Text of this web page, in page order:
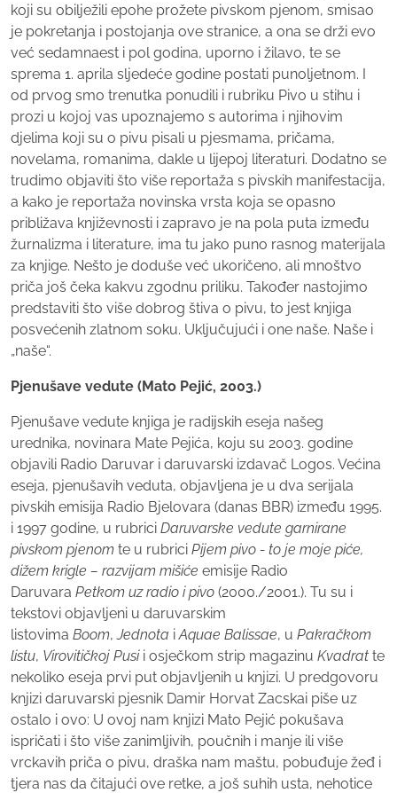
koji su obilježili epohe prožete pivskom pjenom, smisao
je pokretanja i postojanja ove stranice, a ona se drži evo
već sedamnaest i pol godina, uporno i žilavo, te se
sprema 1. aprila sljedeće godine postati punoljetnom. I
od prvog smo trenutka ponudili i rubriku Pivo u stihu i
prozi u kojoj vas upoznajemo s autorima i njihovim
djelima koji su o pivu pisali u pjesmama, pričama,
novelama, romanima, dakle u lijepoj literaturi. Dodatno se
trudimo objaviti što više reportaža s pivskih manifestacija,
a kako je reportaža novinska vrsta koja se opasno
približava književnosti i zapravo je na pola puta između
žurnalizma i literature, ima tu jako puno rasnog materijala
za knjige. Nešto je doduše već ukoričeno, ali mnoštvo
priča još čeka kakvu zgodnu priliku. Također nastojimo
predstaviti što više dobrog štiva o pivu, to jest knjiga
posvećenih zlatnom soku. Uključujući i one naše. Naše i
„naše“.
Pjenušave vedute (Mato Pejić, 2003.)
Pjenušave vedute knjiga je radijskih eseja našeg
urednika, novinara Mate Pejića, koju su 2003. godine
objavili Radio Daruvar i daruvarski izdavač Logos. Većina
eseja, pjenušavih veduta, objavljena je u dva serijala
pivskih emisija Radio Bjelovara (danas BBR) između 1995.
i 1997 godine, u rubrici Daruvarske vedute garnirane
pivskom pjenom te u rubrici Pijem pivo - to je moje piće,
dižem krigle – razvijam mišiće emisije Radio
Daruvara Petkom uz radio i pivo (2000./2001.). Tu su i
tekstovi objavljeni u daruvarskim
listovima Boom,Jednota iAquae Balissae, u Pakračkom
listu, Virovitičkoj Pusii osječkom strip magazinu Kvadrat te
nekoliko eseja prvi put objavljenih u knjizi. U predgovoru
knjizi daruvarski pjesnik Damir Horvat Zacskai piše uz
ostalo i ovo: U ovoj nam knjizi Mato Pejić pokušava
ispričati i što više zanimljivih, poučnih i manje ili više
vrckavih priča o pivu, draška nam maštu, pobuđuje žeđ i
tjera nas da čitajući ove retke, a još suhih usta, nehotice